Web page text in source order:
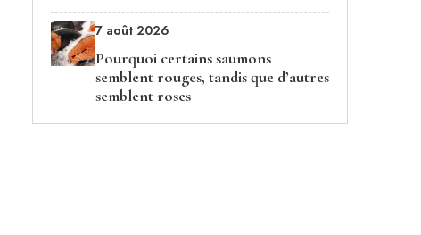
7 août 2026
Pourquoi certains saumons
semblent rouges, tandis que d’autres
semblent roses